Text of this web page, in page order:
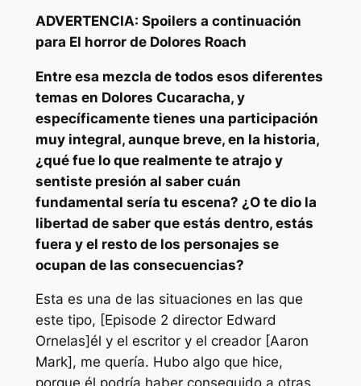
ADVERTENCIA: Spoilers a continuación
para El horror de Dolores Roach
Entre esa mezcla de todos esos diferentes
temas en Dolores Cucaracha, y
específicamente tienes una participación
muy integral, aunque breve, en la historia,
¿qué fue lo que realmente te atrajo y
sentiste presión al saber cuán
fundamental sería tu escena? ¿O te dio la
libertad de saber que estás dentro, estás
fuera y el resto de los personajes se
ocupan de las consecuencias?
Esta es una de las situaciones en las que
este tipo, [Episode 2 director Edward
Ornelas]él y el escritor y el creador [Aaron
Mark], me quería. Hubo algo que hice,